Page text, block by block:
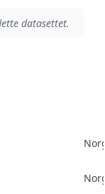
datasettet.